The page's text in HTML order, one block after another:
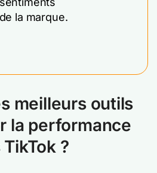
la marque.
meilleurs outils
la performance
?